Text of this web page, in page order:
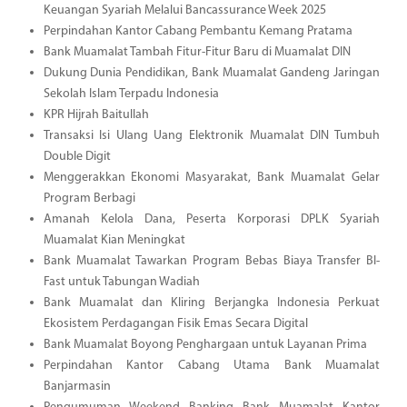
Keuangan Syariah Melalui Bancassurance Week 2025
Perpindahan Kantor Cabang Pembantu Kemang Pratama
Bank Muamalat Tambah Fitur-Fitur Baru di Muamalat DIN
Dukung Dunia Pendidikan, Bank Muamalat Gandeng Jaringan
Sekolah Islam Terpadu Indonesia
KPR Hijrah Baitullah
Transaksi Isi Ulang Uang Elektronik Muamalat DIN Tumbuh
Double Digit
Menggerakkan Ekonomi Masyarakat, Bank Muamalat Gelar
Program Berbagi
Amanah Kelola Dana, Peserta Korporasi DPLK Syariah
Muamalat Kian Meningkat
Bank Muamalat Tawarkan Program Bebas Biaya Transfer BI-
Fast untuk Tabungan Wadiah
Bank Muamalat dan Kliring Berjangka Indonesia Perkuat
Ekosistem Perdagangan Fisik Emas Secara Digital
Bank Muamalat Boyong Penghargaan untuk Layanan Prima
Perpindahan Kantor Cabang Utama Bank Muamalat
Banjarmasin